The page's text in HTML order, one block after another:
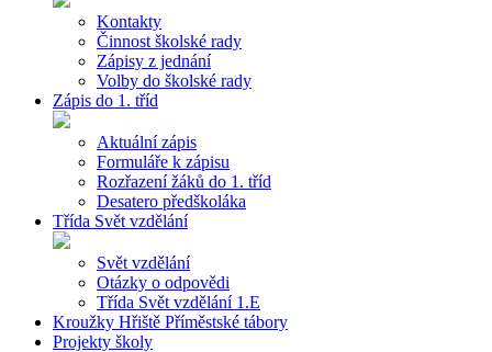
Kontakty
Činnost školské rady
Zápisy z jednání
Volby do školské rady
Zápis do 1. tříd
Aktuální zápis
Formuláře k zápisu
Rozřazení žáků do 1. tříd
Desatero předškoláka
Třída Svět vzdělání
Svět vzdělání
Otázky o odpovědi
Třída Svět vzdělání 1.E
Kroužky Hřiště Příměstské tábory
Projekty školy